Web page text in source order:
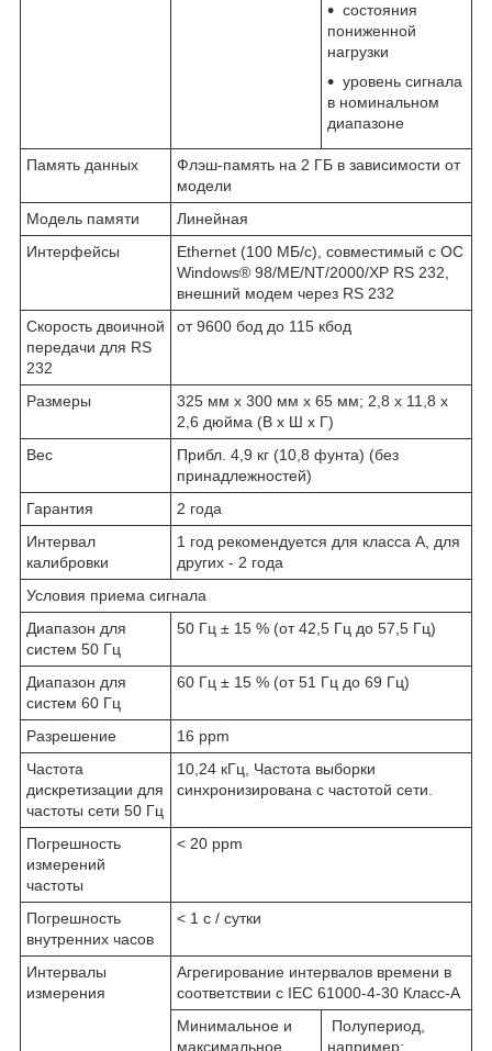
состояния
пониженной
нагрузки
уровень сигнала
в номинальном
диапазоне
Память данных
Флэш-память на 2 ГБ в зависимости от
модели
Модель памяти
Линейная
Интерфейсы
Ethernet (100 МБ/с), совместимый с ОС
Windows® 98/ME/NT/2000/XP RS 232,
внешний модем через RS 232
Скорость двоичной
передачи для RS
232
от 9600 бод до 115 кбод
Размеры
325 мм x 300 мм x 65 мм; 2,8 x 11,8 x
2,6 дюйма (В x Ш x Г)
Вес
Прибл. 4,9 кг (10,8 фунта) (без
принадлежностей)
Гарантия
2 года
Интервал
калибровки
1 год рекомендуется для класса A, для
других - 2 года
Условия приема сигнала
Диапазон для
систем 50 Гц
50 Гц ± 15 % (от 42,5 Гц до 57,5 Гц)
Диапазон для
систем 60 Гц
60 Гц ± 15 % (от 51 Гц до 69 Гц)
Разрешение
16 ppm
Частота
дискретизации для
частоты сети 50 Гц
10,24 кГц, Частота выборки
синхронизирована с частотой сети.
Погрешность
измерений
частоты
< 20 ppm
Погрешность
внутренних часов
< 1 с / сутки
Интервалы
измерения
Агрегирование интервалов времени в
соответствии с IEC 61000-4-30 Класс-A
Минимальное и
максимальное
Полупериод,
например: